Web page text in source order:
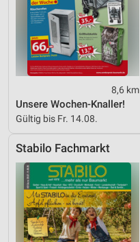
8,6 km
Unsere Wochen-Knaller!
Gültig bis Fr. 14.08.
Stabilo Fachmarkt